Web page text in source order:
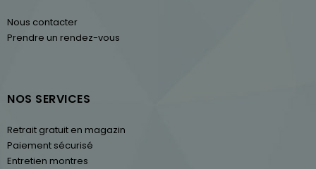
Nous contacter
Prendre un rendez-vous
NOS SERVICES
Retrait gratuit en magazin
Paiement sécurisé
Entretien montres